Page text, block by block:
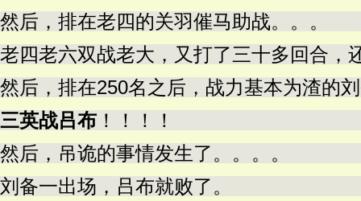
然后，排在老四的关羽催马助战。。。
老四老六双战老大，又打了三十多回合，
然后，排在250名之后，战力基本为渣的
三英战吕布 ！！！！
然后，吊诡的事情发生了。。。。
刘备一出场，吕布就败了。